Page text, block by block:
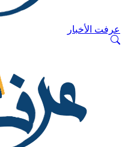
عرفت الأخبار